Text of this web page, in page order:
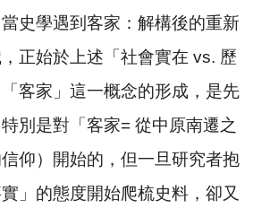
史學遇到客家：解構後的重新
正始於上述「社會實在 vs. 歷
客家」這一概念的形成，是先
別是對「客家= 從中原南遷之
仰）開始的，但一旦研究者抱
」的態度開始爬梳史料，卻又